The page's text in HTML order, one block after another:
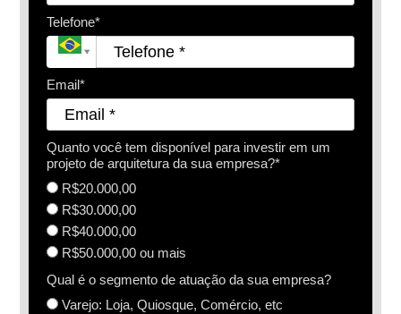
Telefone*
Email*
Quanto você tem disponível para investir em um
projeto de arquitetura da sua empresa?*
R$20.000,00
R$30.000,00
R$40.000,00
R$50.000,00 ou mais
Qual é o segmento de atuação da sua empresa?
Varejo: Loja, Quiosque, Comércio, etc